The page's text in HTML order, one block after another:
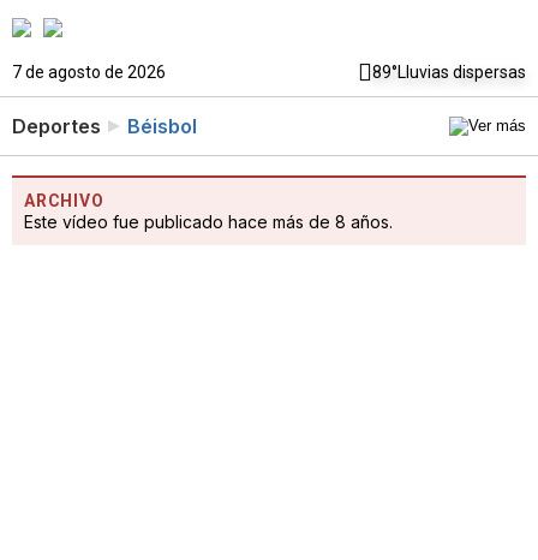
7 de agosto de 2026 89°Lluvias dispersas
Deportes Béisbol
ARCHIVO
Este vídeo fue publicado hace más de 8 años.